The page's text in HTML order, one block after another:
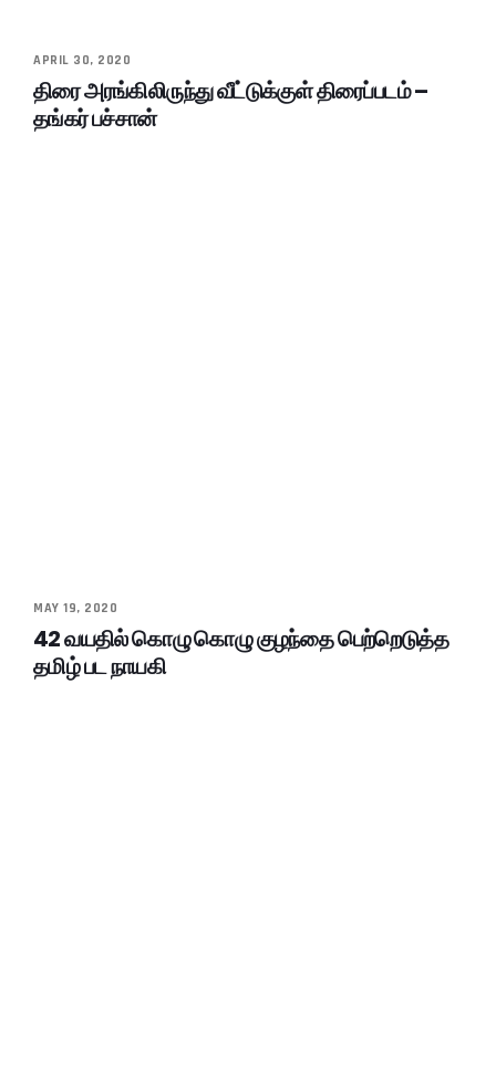
APRIL 30, 2020
திரை அரங்கிலிருந்து வீட்டுக்குள் திரைப்படம் –
தங்கர் பச்சான்
MAY 19, 2020
42 வயதில் கொழு கொழு குழந்தை பெற்றெடுத்த
தமிழ் பட நாயகி